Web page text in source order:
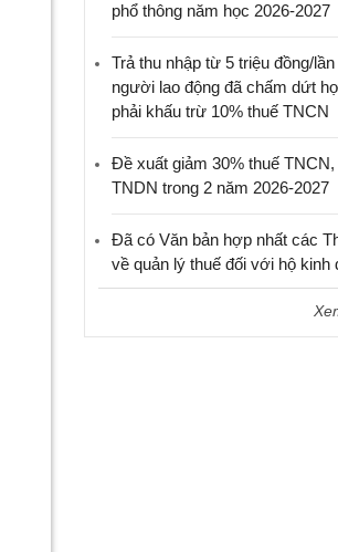
phổ thông năm học 2026-2027
Trả thu nhập từ 5 triệu đồng/
người lao động đã chấm dứt
phải khấu trừ 10% thuế TNCN
Đề xuất giảm 30% thuế TNCN,
TNDN trong 2 năm 2026-2027
Đã có Văn bản hợp nhất các
về quản lý thuế đối với hộ kinh